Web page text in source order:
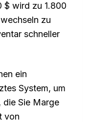
$ wird zu 1.800
zu
schneller
ein
System, um
die Sie Marge
von